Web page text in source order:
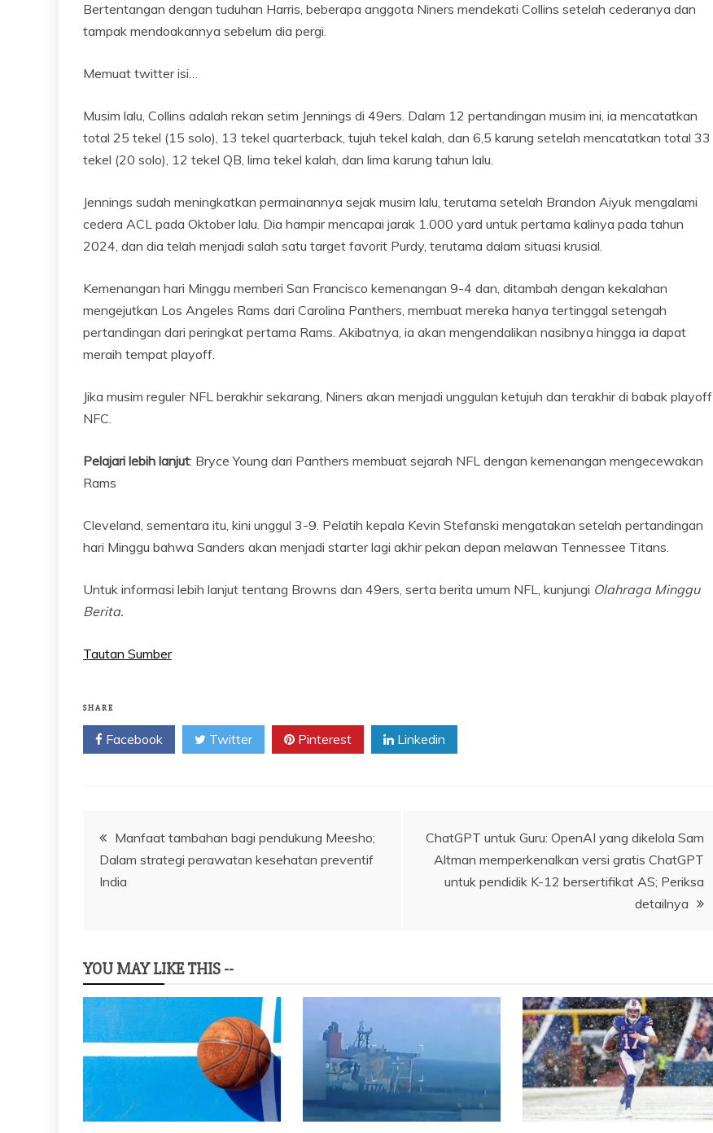
Bertentangan dengan tuduhan Harris, beberapa anggota Niners mendekati Collins setelah cederanya dan
tampak mendoakannya sebelum dia pergi.
Memuat twitterisi…
Musim lalu, Collins adalah rekan setim Jennings di 49ers. Dalam 12 pertandingan musim ini, ia mencatatkan
total 25 tekel (15 solo), 13 tekel quarterback, tujuh tekel kalah, dan 6,5 karung setelah mencatatkan total 33
tekel (20 solo), 12 tekel QB, lima tekel kalah, dan lima karung tahun lalu.
Jennings sudah meningkatkan permainannya sejak musim lalu, terutama setelah Brandon Aiyuk mengalami
cedera ACL pada Oktober lalu. Dia hampir mencapai jarak 1.000 yard untuk pertama kalinya pada tahun
2024, dan dia telah menjadi salah satu target favorit Purdy, terutama dalam situasi krusial.
Kemenangan hari Minggu memberi San Francisco kemenangan 9-4 dan, ditambah dengan kekalahan
mengejutkan Los Angeles Rams dari Carolina Panthers, membuat mereka hanya tertinggal setengah
pertandingan dari peringkat pertama Rams. Akibatnya, ia akan mengendalikan nasibnya hingga ia dapat
meraih tempat playoff.
Jika musim reguler NFL berakhir sekarang, Niners akan menjadi unggulan ketujuh dan terakhir di babak playoff
NFC.
Pelajari lebih lanjut: Bryce Young dari Panthers membuat sejarah NFL dengan kemenangan mengecewakan
Rams
Cleveland, sementara itu, kini unggul 3-9. Pelatih kepala Kevin Stefanski mengatakan setelah pertandingan
hari Minggu bahwa Sanders akan menjadi starter lagi akhir pekan depan melawan Tennessee Titans.
Untuk informasi lebih lanjut tentang Browns dan 49ers, serta berita umum NFL, kunjungi Olahraga Minggu
Berita.
Tautan Sumber
SHARE
Facebook Twitter Pinterest Linkedin
Navigasi
pos
Manfaat tambahan bagi pendukung Meesho;
Dalam strategi perawatan kesehatan preventif
India
ChatGPT untuk Guru: OpenAI yang dikelola Sam
Altman memperkenalkan versi gratis ChatGPT
untuk pendidik K-12 bersertifikat AS; Periksa
detailnya
YOU MAY LIKE THIS --